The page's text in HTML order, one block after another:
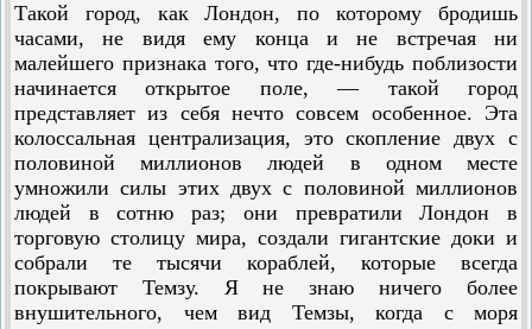
Такой город, как Лондон, по которому бродишь
часами, не видя ему конца и не встречая ни
малейшего признака того, что где-нибудь поблизости
начинается открытое поле, — такой город
представляет из себя нечто совсем особенное. Эта
колоссальная централизация, это скопление двух с
половиной миллионов людей в одном месте
умножили силы этих двух с половиной миллионов
людей в сотню раз; они превратили Лондон в
торговую столицу мира, создали гигантские доки и
собрали те тысячи кораблей, которые всегда
покрывают Темзу. Я не знаю ничего более
внушительного, чем вид Темзы, когда с моря